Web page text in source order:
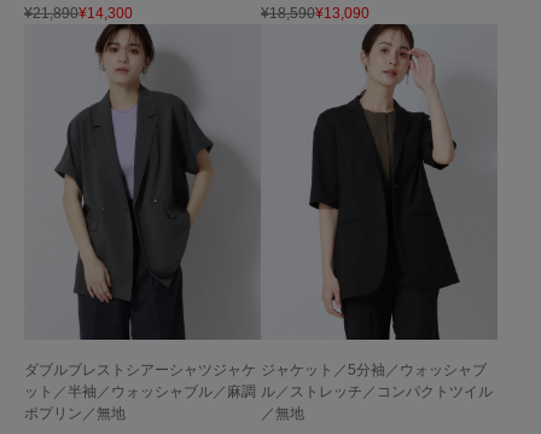
¥21,890¥14,300
¥18,590¥13,090
ダブルブレストシアーシャツジャケ
ット／半袖／ウォッシャブル／麻調
ポプリン／無地
ジャケット／5分袖／ウォッシャブ
ル／ストレッチ／コンパクトツイル
／無地